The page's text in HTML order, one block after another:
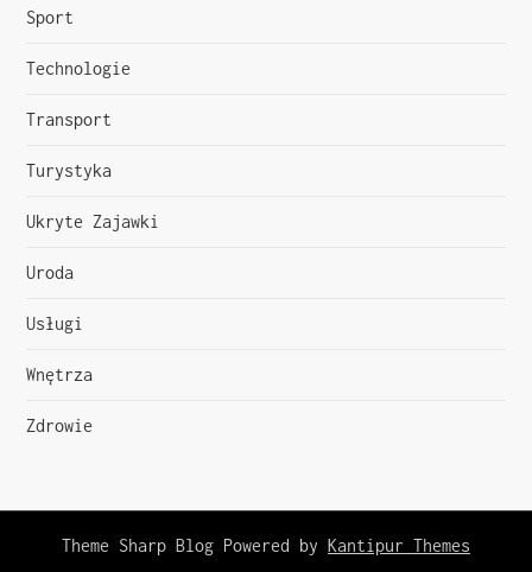
Sport
Technologie
Transport
Turystyka
Ukryte Zajawki
Uroda
Usługi
Wnętrza
Zdrowie
Theme Sharp Blog Powered by Kantipur Themes